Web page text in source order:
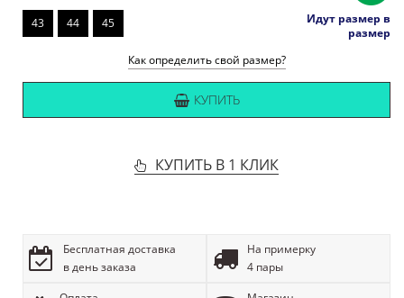
43 44 45
Идут размер в
размер
Как определить свой размер?
КУПИТЬ
КУПИТЬ В 1 КЛИК
Бесплатная доставка
в день заказа
На примерку
4 пары